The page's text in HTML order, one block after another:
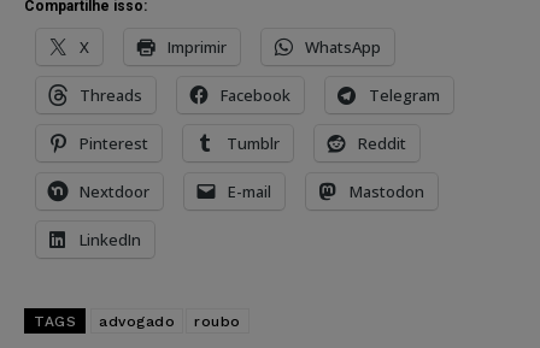
Compartilhe isso:
X Imprimir WhatsApp
Threads Facebook Telegram
Pinterest Tumblr Reddit
Nextdoor E-mail Mastodon
LinkedIn
TAGS advogado roubo